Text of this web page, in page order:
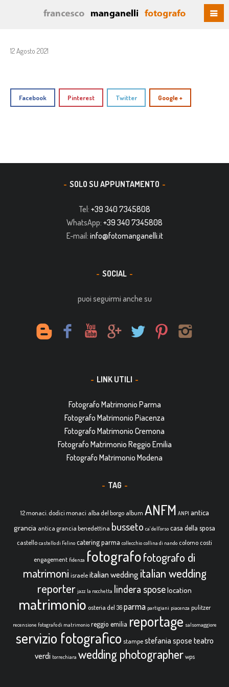
12 Agosto 2021
Facebook Pinterest Twitter Google +
SOLO SU APPUNTAMENTO
Tel: +39 340 7345808
WhatsApp: +39 340 7345808
E-mail: info@fotomanganelli.it
SOCIAL
puoi seguirmi anche su
LINK UTILI
Fotografo Matrimonio Parma
Fotografo Matrimonio Piacenza
Fotografo Matrimonio Cremona
Fotografo Matrimonio Reggio Emilia
Fotografo Matrimonio Modena
TAG
12 monaci. dodici monaci alba del borgo album ANFM ANPI antica
grancia antica grancia benedettina busseto ca' dell'orso casa della sposa
castello castello di Felino catering parma collecchio collina di nando colorno costi
engagement fidenza fotografofotografo di
matrimoni israele italian wedding italian wedding
reporter jazz la rocchetta lindera sposelocation
matrimonio osteria del 36parma partigiani piacenza pulitzer
recensione fotografo di matrimonio reggio emilia reportage salsomaggiore
servizio fotografico stampe stefania spose teatro
verdi torrechiara wedding photographer wps